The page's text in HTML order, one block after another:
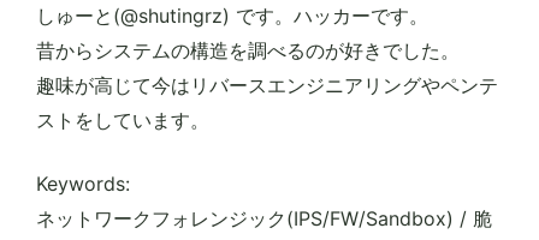
しゅーと(@shutingrz) です。ハッカーです。
昔からシステムの構造を調べるのが好きでした。
趣味が高じて今はリバースエンジニアリングやペンテ
ストをしています。
Keywords:
ネットワークフォレンジック(IPS/FW/Sandbox) / 脆